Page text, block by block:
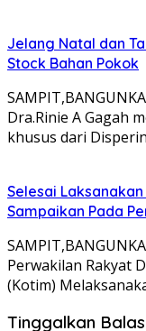
Jelang Natal dan
Stock Bahan Pokok
Dra.Rinie A Gagah
khusus dari
Selesai
Sampaikan Pada
Perwakilan Rakyat
(Kotim)
Tinggalkan